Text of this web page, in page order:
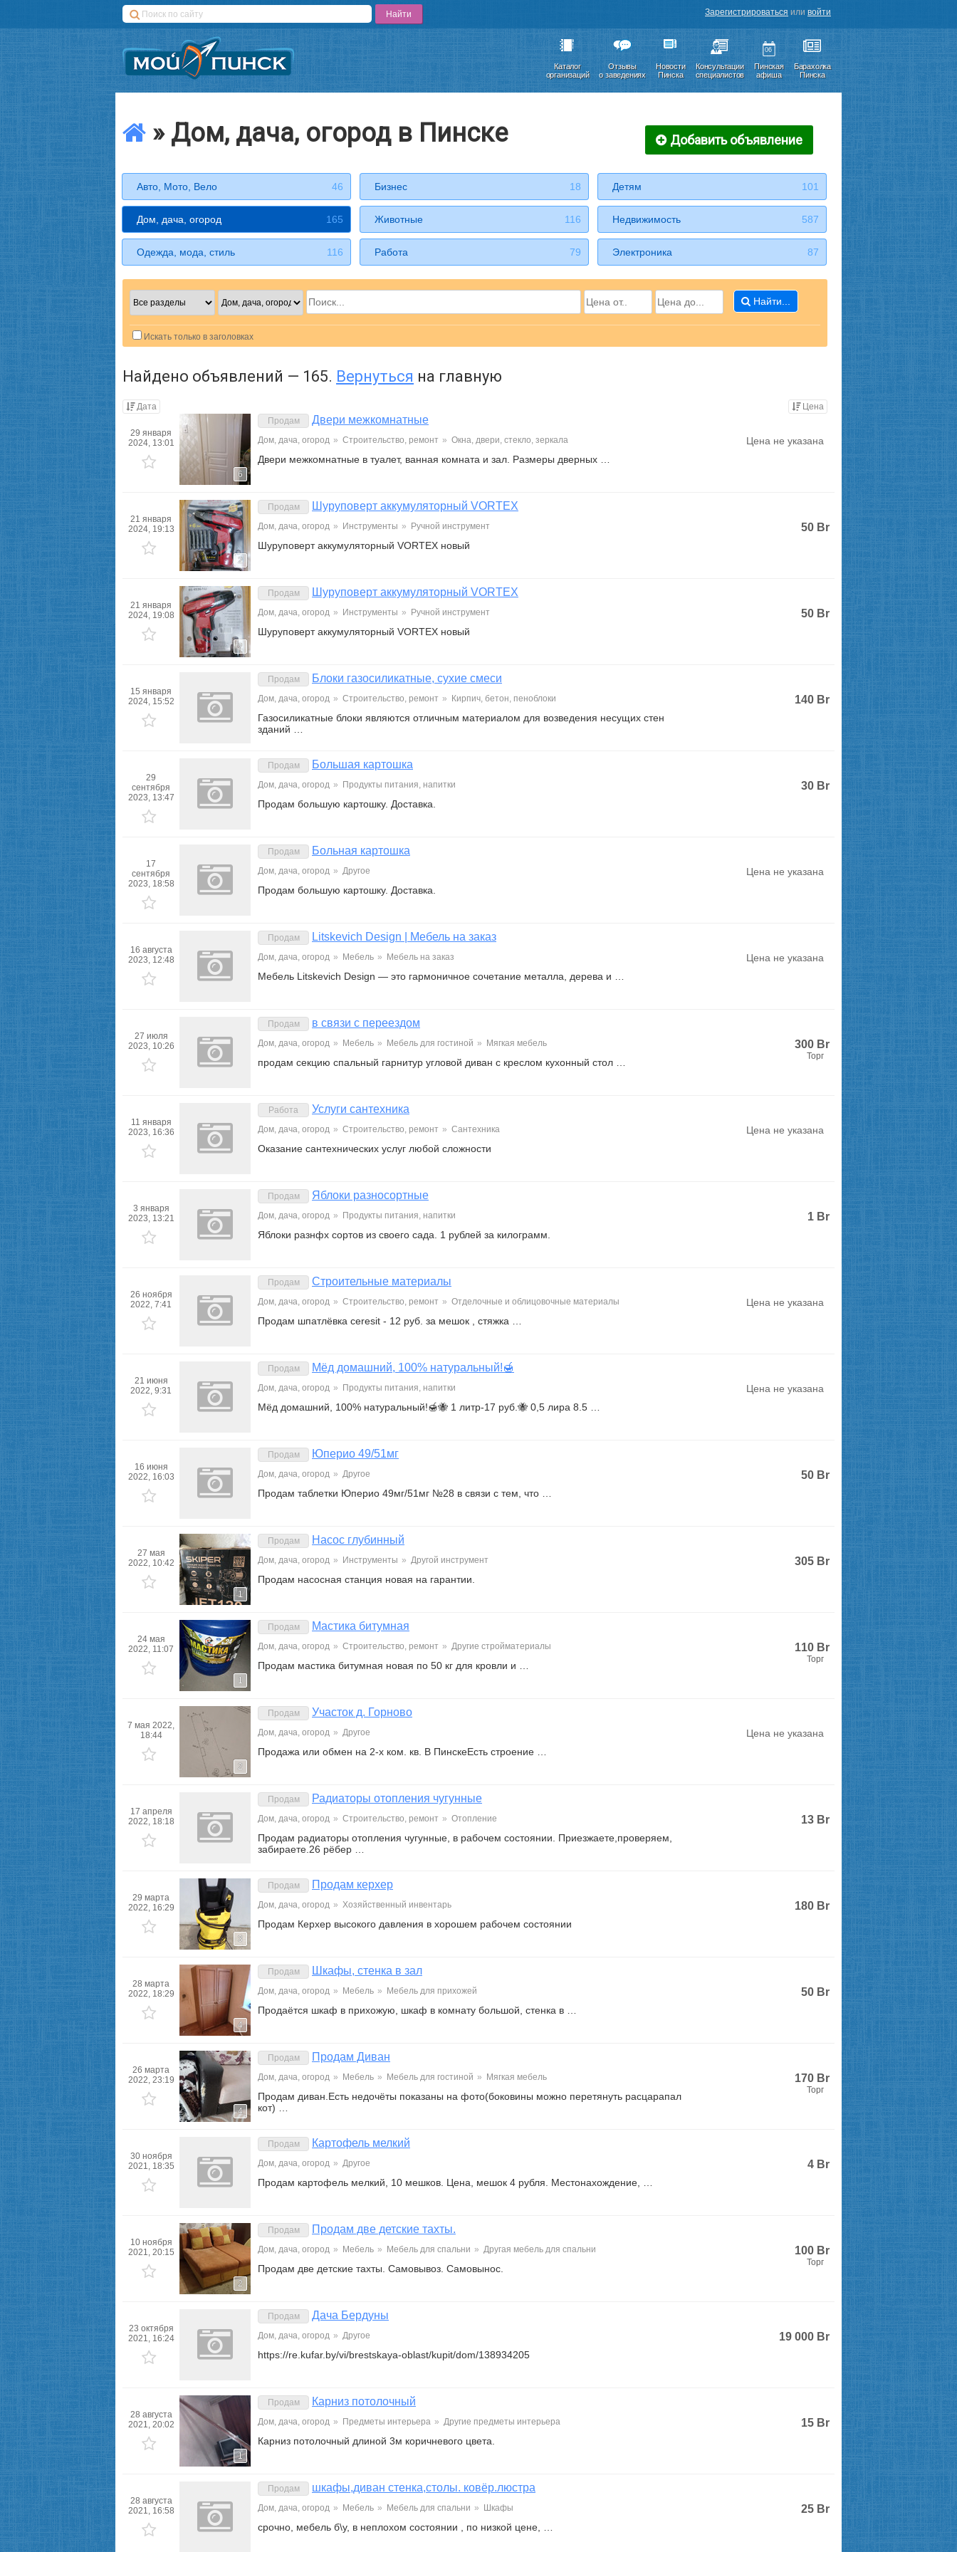
Зарегистрироваться или войти
Каталог
организаций
Отзывы
о заведениях
Новости
Пинска
Консультации
специалистов
06
Пинская
афиша
Барахолка
Пинска
» Дом, дача, огород в Пинске Добавить объявление
Авто, Мото, Вело 46 Бизнес 18 Детям 101
Дом, дача, огород 165 Животные 116 Недвижимость 587
Одежда, мода, стиль 116 Работа 79 Электроника 87
Найти...
Искать только в заголовках
Найдено объявлений — 165. Вернуться на главную
Дата Цена
29 января
2024, 13:01
6
Продам Двери межкомнатные
Дом, дача, огород » Строительство, ремонт » Окна, двери, стекло, зеркала
Двери межкомнатные в туалет, ванная комната и зал. Размеры дверных …
Цена не указана
21 января
2024, 19:13
2
Продам Шуруповерт аккумуляторный VORTEX
Дом, дача, огород » Инструменты » Ручной инструмент
Шуруповерт аккумуляторный VORTEX новый
50 Br
21 января
2024, 19:08
2
Продам Шуруповерт аккумуляторный VORTEX
Дом, дача, огород » Инструменты » Ручной инструмент
Шуруповерт аккумуляторный VORTEX новый
50 Br
15 января
2024, 15:52
Продам Блоки газосиликатные, сухие смеси
Дом, дача, огород » Строительство, ремонт » Кирпич, бетон, пеноблоки
Газосиликатные блоки являются отличным материалом для возведения несущих стен
зданий …
140 Br
29
сентября
2023, 13:47
Продам Большая картошка
Дом, дача, огород » Продукты питания, напитки
Продам большую картошку. Доставка.
30 Br
17
сентября
2023, 18:58
Продам Больная картошка
Дом, дача, огород » Другое
Продам большую картошку. Доставка.
Цена не указана
16 августа
2023, 12:48
Продам Litskevich Design | Мебель на заказ
Дом, дача, огород » Мебель » Мебель на заказ
Мебель Litskevich Design — это гармоничное сочетание металла, дерева и …
Цена не указана
27 июля
2023, 10:26
Продам в связи с переездом
Дом, дача, огород » Мебель » Мебель для гостиной » Мягкая мебель
продам секцию спальный гарнитур угловой диван с креслом кухонный стол …
300 Br
Торг
11 января
2023, 16:36
Работа Услуги сантехника
Дом, дача, огород » Строительство, ремонт » Сантехника
Оказание сантехнических услуг любой сложности
Цена не указана
3 января
2023, 13:21
Продам Яблоки разносортные
Дом, дача, огород » Продукты питания, напитки
Яблоки разнфх сортов из своего сада. 1 рублей за килограмм.
1 Br
26 ноября
2022, 7:41
Продам Строительные материалы
Дом, дача, огород » Строительство, ремонт » Отделочные и облицовочные материалы
Продам шпатлёвка ceresit - 12 руб. за мешок , стяжка …
Цена не указана
21 июня
2022, 9:31
Продам Мёд домашний, 100% натуральный!🍯
Дом, дача, огород » Продукты питания, напитки
Мёд домашний, 100% натуральный!🍯🐝 1 литр-17 руб.🐝 0,5 лира 8.5 …
Цена не указана
16 июня
2022, 16:03
Продам Юперио 49/51мг
Дом, дача, огород » Другое
Продам таблетки Юперио 49мг/51мг №28 в связи с тем, что …
50 Br
27 мая
2022, 10:42
1
Продам Насос глубинный
Дом, дача, огород » Инструменты » Другой инструмент
Продам насосная станция новая на гарантии.
305 Br
24 мая
2022, 11:07
1
Продам Мастика битумная
Дом, дача, огород » Строительство, ремонт » Другие стройматериалы
Продам мастика битумная новая по 50 кг для кровли и …
110 Br
Торг
7 мая 2022,
18:44
2
Продам Участок д. Горново
Дом, дача, огород » Другое
Продажа или обмен на 2-х ком. кв. В ПинскеЕсть строение …
Цена не указана
17 апреля
2022, 18:18
Продам Радиаторы отопления чугунные
Дом, дача, огород » Строительство, ремонт » Отопление
Продам радиаторы отопления чугунные, в рабочем состоянии. Приезжаете,проверяем,
забираете.26 рёбер …
13 Br
29 марта
2022, 16:29
3
Продам Продам керхер
Дом, дача, огород » Хозяйственный инвентарь
Продам Керхер высокого давления в хорошем рабочем состоянии
180 Br
28 марта
2022, 18:29
4
Продам Шкафы, стенка в зал
Дом, дача, огород » Мебель » Мебель для прихожей
Продаётся шкаф в прихожую, шкаф в комнату большой, стенка в …
50 Br
26 марта
2022, 23:19
4
Продам Продам Диван
Дом, дача, огород » Мебель » Мебель для гостиной » Мягкая мебель
Продам диван.Есть недочёты показаны на фото(боковины можно перетянуть расцарапал
кот) …
170 Br
Торг
30 ноября
2021, 18:35
Продам Картофель мелкий
Дом, дача, огород » Другое
Продам картофель мелкий, 10 мешков. Цена, мешок 4 рубля. Местонахождение, …
4 Br
10 ноября
2021, 20:15
2
Продам Продам две детские тахты.
Дом, дача, огород » Мебель » Мебель для спальни » Другая мебель для спальни
Продам две детские тахты. Самовывоз. Самовынос.
100 Br
Торг
23 октября
2021, 16:24
Продам Дача Бердуны
Дом, дача, огород » Другое
https://re.kufar.by/vi/brestskaya-oblast/kupit/dom/138934205
19 000 Br
28 августа
2021, 20:02
1
Продам Карниз потолочный
Дом, дача, огород » Предметы интерьера » Другие предметы интерьера
Карниз потолочный длиной 3м коричневого цвета.
15 Br
28 августа
2021, 16:58
Продам шкафы,диван стенка,столы. ковёр.люстра
Дом, дача, огород » Мебель » Мебель для спальни » Шкафы
срочно, мебель б\у, в неплохом состоянии , по низкой цене, …
25 Br